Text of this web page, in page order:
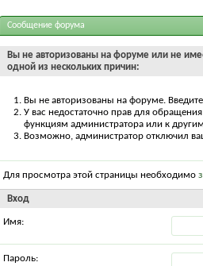
Сообщение форума
Вы не авторизованы на форуме или не
одной из нескольких причин:
Вы не авторизованы на форуме.
У вас недостаточно прав для
функциям администратора или к
Возможно, администратор отключил
Для просмотра этой страницы необходимо
Вход
Имя:
Пароль: